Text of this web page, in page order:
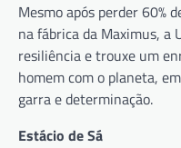
Mesmo após perder 60%
na fábrica da Maximus, a
resiliência e trouxe um
homem com o planeta,
garra e determinação.
Estácio de Sá